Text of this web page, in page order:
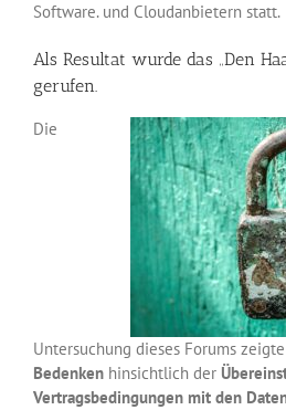
Software. und Cloudanbietern statt.
Als Resultat wurde das „Den
gerufen.
Die
Untersuchung dieses Forums
Bedenken hinsichtlich der
Vertragsbedingungen mit den